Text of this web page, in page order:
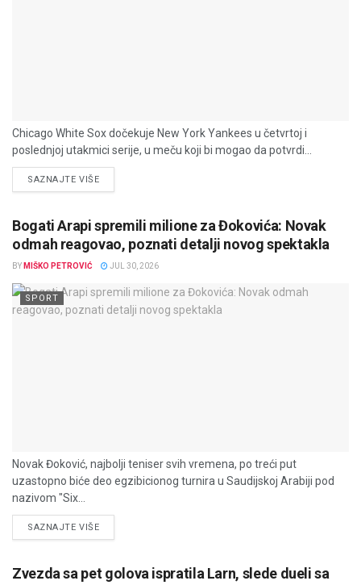
Chicago White Sox dočekuje New York Yankees u četvrtoj i
poslednjoj utakmici serije, u meču koji bi mogao da potvrdi...
SAZNAJTE VIŠEDETAILS
Bogati Arapi spremili milione za Đokovića: Novak
odmah reagovao, poznati detalji novog spektakla
BY MIŠKO PETROVIĆ JUL 30, 2026
SPORT
Novak Đoković, najbolji teniser svih vremena, po treći put
uzastopno biće deo egzibicionog turnira u Saudijskoj Arabiji pod
nazivom "Six...
SAZNAJTE VIŠEDETAILS
Zvezda sa pet golova ispratila Larn, slede dueli sa